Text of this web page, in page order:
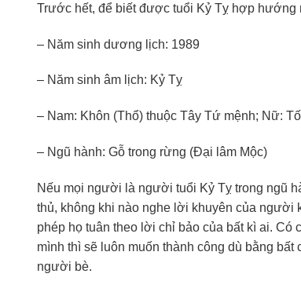
Trước hết, để biết được tuổi Kỷ Tỵ hợp hướng
– Năm sinh dương lịch: 1989
– Năm sinh âm lịch: Kỷ Tỵ
– Nam: Khôn (Thổ) thuộc Tây Tứ mệnh; Nữ:
– Ngũ hành: Gỗ trong rừng (Đại lâm Mộc)
Nếu mọi người là người tuổi Kỷ Tỵ trong ngũ
thủ, không khi nào nghe lời khuyên của người
phép họ tuân theo lời chỉ bảo của bất kì ai. Có
mình thì sẽ luôn muốn thành công dù bằng
người bè.